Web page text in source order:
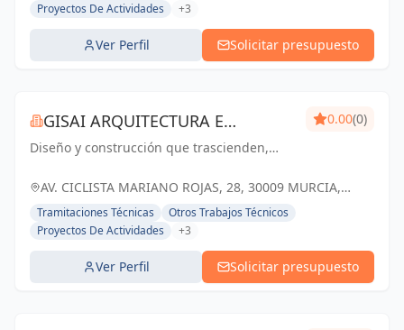
Proyectos De Actividades
+3
Ver Perfil Solicitar presupuesto
GISAI ARQUITECTURA E
INGENIERIA
Diseño y construcción que trascienden,
0.00(0)
AV. CICLISTA MARIANO ROJAS, 28, 30009 MURCIA,
ESPAÑA, España
Tramitaciones Técnicas
Otros Trabajos Técnicos
Proyectos De Actividades
+3
Ver Perfil Solicitar presupuesto